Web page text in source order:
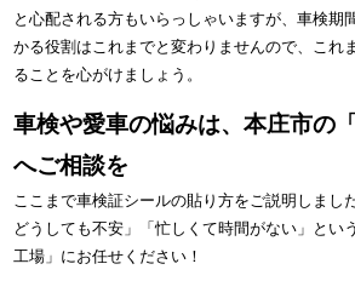
と心配される方もいらっしゃいますが、車検期
かる役割はこれまでと変わりませんので、これ
ることを心がけましょう。
車検や愛車の悩みは、本庄市の
へご相談を
ここまで車検証シールの貼り方をご説明しまし
どうしても不安」「忙しくて時間がない」とい
工場」にお任せください！